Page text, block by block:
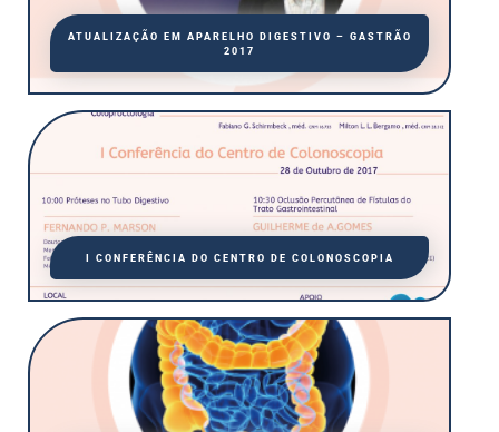
ATUALIZAÇÃO EM APARELHO DIGESTIVO – GASTRÃO
2017
I CONFERÊNCIA DO CENTRO DE COLONOSCOPIA